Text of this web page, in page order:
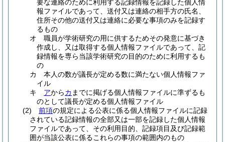
要な連絡のために利用する記録情報を記録した個人情
報ファイルであって、送付又は連絡の相手方の氏名、
住所その他の送付又は連絡に必要な事項のみを記録す
るもの
オ
職員が学術研究の用に供するためその発意に基づき
作成し、又は取得する個人情報ファイルであって、記
録情報を専ら当該学術研究の目的のために利用するも
の
カ
本人の数が議長が定める数に満たない個人情報ファ
イル
キ
アからカ までに掲げる個人情報ファイルに準ずるも
のとして議長が定める個人情報ファイル
(2)
前項の規定による公表に係る個人情報ファイルに記録
されている記録情報の全部又は一部を記録した個人情報
ファイルであって、その利用目的、記録項目及び記録範
囲が当該公表に係るこれらの事項の範囲内のもの